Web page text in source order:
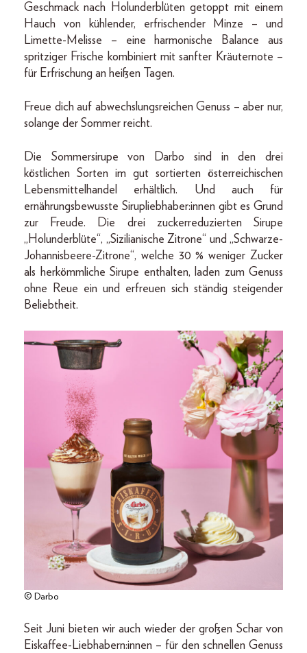
Geschmack nach Holunderblüten getoppt mit einem
Hauch von kühlender, erfrischender Minze – und
Limette-Melisse – eine harmonische Balance aus
spritziger Frische kombiniert mit sanfter Kräuternote –
für Erfrischung an heißen Tagen.
Freue dich auf abwechslungsreichen Genuss – aber nur,
solange der Sommer reicht.
Die Sommersirupe von Darbo sind in den drei
köstlichen Sorten im gut sortierten österreichischen
Lebensmittelhandel erhältlich. Und auch für
ernährungsbewusste Sirupliebhaber:innen gibt es Grund
zur Freude. Die drei zuckerreduzierten Sirupe
„Holunderblüte“, „Sizilianische Zitrone“ und „Schwarze-
Johannisbeere-Zitrone“, welche 30 % weniger Zucker
als herkömmliche Sirupe enthalten, laden zum Genuss
ohne Reue ein und erfreuen sich ständig steigender
Beliebtheit.
© Darbo
Seit Juni bieten wir auch wieder der großen Schar von
Eiskaffee-Liebhabern:innen – für den schnellen Genuss